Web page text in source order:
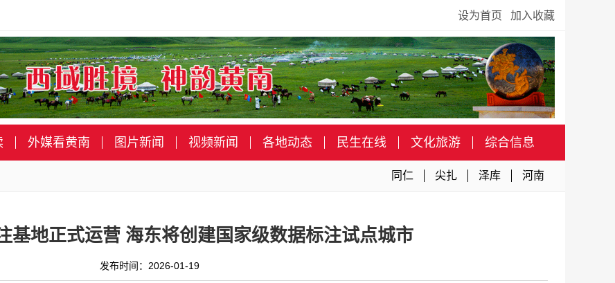
设为首页 加入收藏
外媒看黄南 图片新闻 视频新闻 各地动态 民生在线 文化旅游 综合信息
同仁 尖扎 泽库 河南
基地正式运营 海东将创建国家级数据标注试点城市
发布时间：2026-01-19